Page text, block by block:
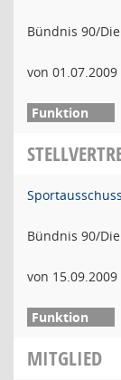
Bündnis 90/
von
Bündnis 90/
von
MITGLIED